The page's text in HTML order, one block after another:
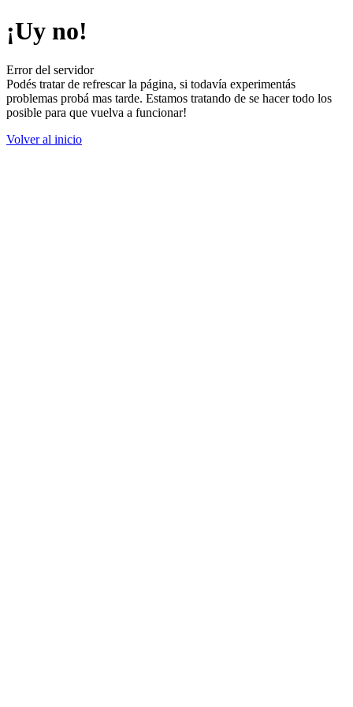
¡Uy no!
Error del servidor
Podés tratar de refrescar la página, si todavía experimentás
problemas probá mas tarde. Estamos tratando de se hacer todo los
posible para que vuelva a funcionar!
Volver al inicio